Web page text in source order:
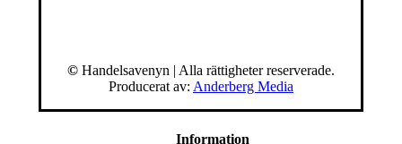
© Handelsavenyn | Alla rättigheter reserverade.
Producerat av: Anderberg Media
Information